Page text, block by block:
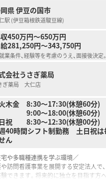
なっています。
経験の方やブランクがある方でも応募
できる環境です。
県 伊豆の国市
駅 (伊豆箱根鉄道駿豆線)
450万円～650万円
281,250円～343,750円
業条件、経験等を考慮のうえ、面接後決定。
会社うさぎ薬局
ぎ薬局 大仁店
木金 8:30～17:30(休憩60分)
～18:00(休憩60分)
祝 8:30～12:30(休憩00分)
40時間シフト制勤務 土日祝は
ん
や多職種連携を学ぶ環境／
訪問看護事業を展開する安定法人で
できます。将来的に独立を目指す方へ